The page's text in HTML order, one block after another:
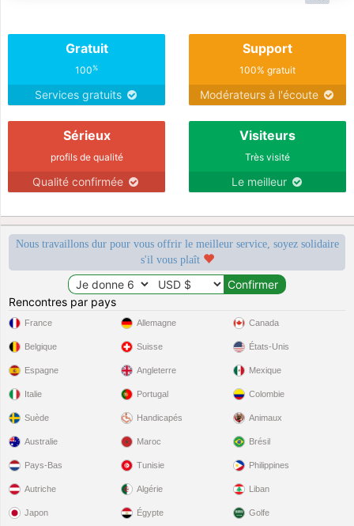
Gratuit
100%
Services gratuits
Support
100% gratuit
Modérateurs à l'écoute
Sérieux
profils de qualité
Qualité confirmée
Visiteurs
Très visité
Le meilleur
Nous travaillons dur pour vous offrir le meilleur service, soyez solidaire
s'il vous plaît
Rencontres par pays
France
Belgique
Espagne
Italie
Suède
Allemagne
Suisse
Angleterre
Portugal
Handicapés
Canada
États-Unis
Mexique
Colombie
Animaux
Australie
Pays-Bas
Autriche
Japon
Maroc
Tunisie
Algérie
Égypte
Brésil
Philippines
Liban
Golfe